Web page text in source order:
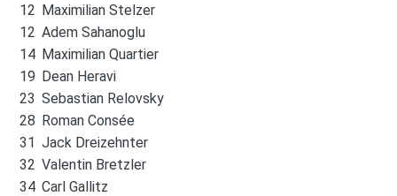
12 Maximilian Stelzer
12 Adem Sahanoglu
14 Maximilian Quartier
19 Dean Heravi
23 Sebastian Relovsky
28 Roman Consée
31 Jack Dreizehnter
32 Valentin Bretzler
34 Carl Gallitz